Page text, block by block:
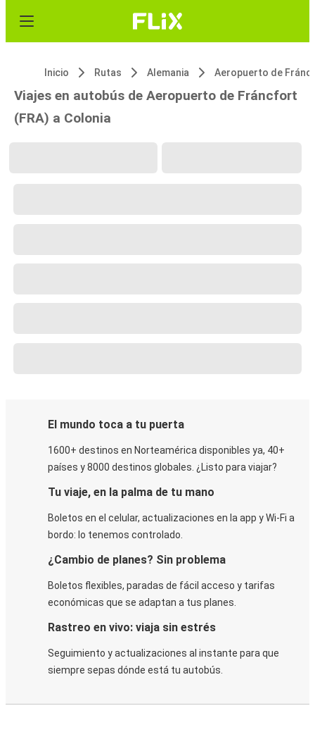
Inicio Rutas Alemania
Viajes en autobús de Aeropuerto de Fráncfort
(FRA) a Colonia
El mundo toca a tu puerta
1600+ destinos en Norteamérica disponibles ya, 40+
países y 8000 destinos globales. ¿Listo para viajar?
Tu viaje, en la palma de tu mano
Boletos en el celular, actualizaciones en la app y Wi-Fi a
bordo: lo tenemos controlado.
¿Cambio de planes? Sin problema
Boletos flexibles, paradas de fácil acceso y tarifas
económicas que se adaptan a tus planes.
Rastreo en vivo: viaja sin estrés
Seguimiento y actualizaciones al instante para que
siempre sepas dónde está tu autobús.